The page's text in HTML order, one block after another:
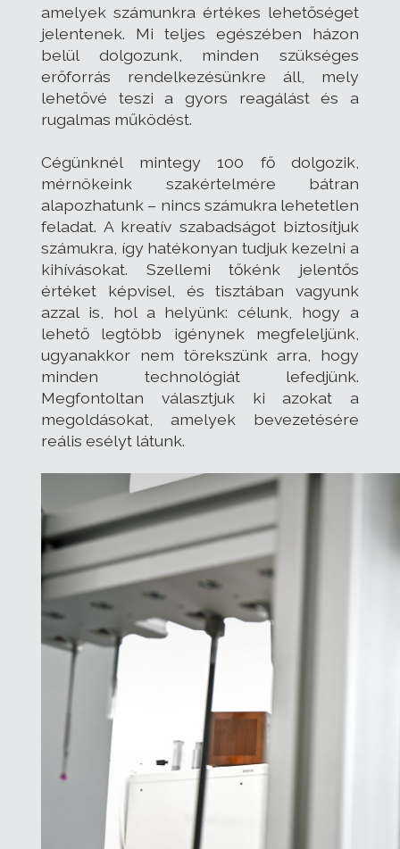
amelyek számunkra értékes lehetőséget
jelentenek. Mi teljes egészében házon
belül dolgozunk, minden szükséges
erőforrás rendelkezésünkre áll, mely
lehetővé teszi a gyors reagálást és a
rugalmas működést.
Cégünknél mintegy 100 fő dolgozik,
mérnökeink szakértelmére bátran
alapozhatunk – nincs számukra lehetetlen
feladat. A kreatív szabadságot biztosítjuk
számukra, így hatékonyan tudjuk kezelni a
kihívásokat. Szellemi tőkénk jelentős
értéket képvisel, és tisztában vagyunk
azzal is, hol a helyünk: célunk, hogy a
lehető legtöbb igénynek megfeleljünk,
ugyanakkor nem törekszünk arra, hogy
minden technológiát lefedjünk.
Megfontoltan választjuk ki azokat a
megoldásokat, amelyek bevezetésére
reális esélyt látunk.